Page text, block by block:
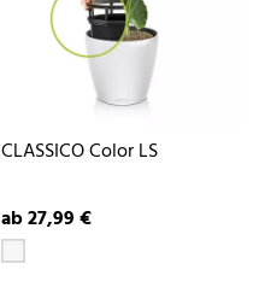
CLASSICO Color LS
ab 27,99 €